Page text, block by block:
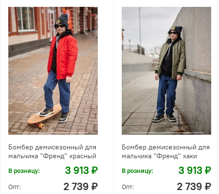
Бомбер демисезонный для
мальчика "Френд" красный
В розницу: 3 913 ₽
Опт: 2 739 ₽
Бомбер демисезонный для
мальчика "Френд" хаки
В розницу: 3 913 ₽
Опт: 2 739 ₽